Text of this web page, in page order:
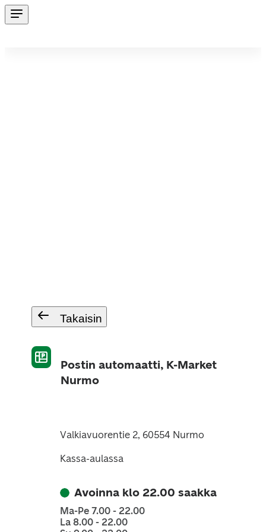
Takaisin
Postin automaatti, K-Market
Nurmo
Valkiavuorentie 2, 60554 Nurmo
Kassa-aulassa
Avoinna klo 22.00 saakka
Ma-Pe 7.00 - 22.00
La 8.00 - 22.00